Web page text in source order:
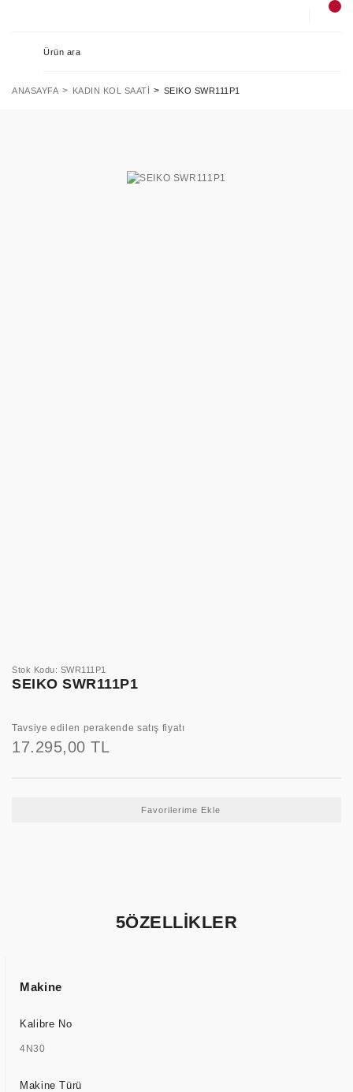
ANASAYFA KADIN KOL SAATI SEIKO SWR111P1
Stok Kodu: SWR111P1
SEIKO SWR111P1
Tavsiye edilen perakende satış fiyatı
17.295,00 TL
5ÖZELLİKLER
Makine
Kalibre No
4N30
Makine Türü